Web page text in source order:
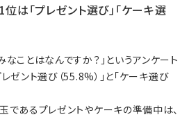
は「プレゼント選び」「ケーキ選
なことはなんですか？」というアンケート
ゼント選び（55.8%）」と「ケーキ選び
であるプレゼントやケーキの準備中は、